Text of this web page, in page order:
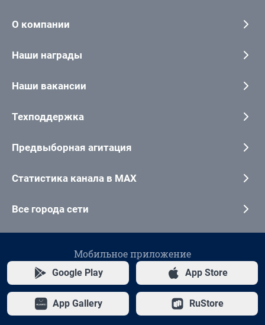
О компании
Наши награды
Наши вакансии
Техподдержка
Предвыборная агитация
Статистика канала в MAX
Все города сети
Мобильное приложение
Google Play App Store
App Gallery RuStore